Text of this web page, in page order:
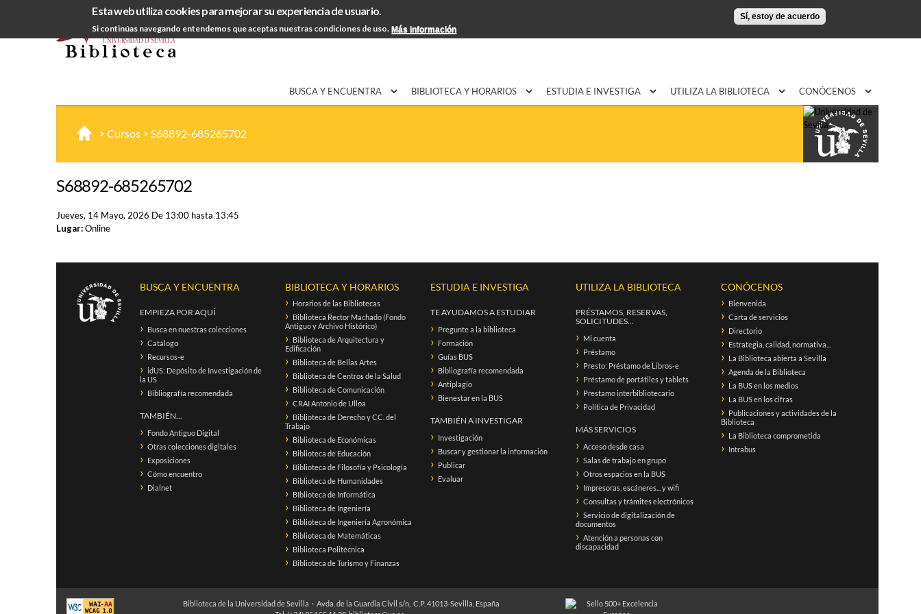
Esta web utiliza cookies para mejorar su experiencia de usuario.
Si continúas navegando entendemos que aceptas nuestras condiciones de uso. Más información
Sí, estoy de acuerdo
contenido
principal
EXPON@us.es Contacto
BUSCA Y ENCUENTRA BIBLIOTECA Y HORARIOS ESTUDIA E INVESTIGA UTILIZA LA BIBLIOTECA CONÓCENOS
> Cursos > S68892-685265702
S68892-685265702
Jueves, 14 Mayo, 2026 De 13:00 hasta 13:45
Lugar:Online
BUSCA Y ENCUENTRA
EMPIEZA POR AQUÍ
Busca en nuestras colecciones
Catálogo
Recursos-e
idUS: Depósito de Investigación de
la US
Bibliografía recomendada
TAMBIÉN...
Fondo Antiguo Digital
Otras colecciones digitales
Exposiciones
Cómo encuentro
Dialnet
BIBLIOTECA Y HORARIOS
Horarios de las Bibliotecas
Biblioteca Rector Machado (Fondo
Antiguo y Archivo Histórico)
Biblioteca de Arquitectura y
Edificación
Biblioteca de Bellas Artes
Biblioteca de Centros de la Salud
Biblioteca de Comunicación
CRAI Antonio de Ulloa
Biblioteca de Derecho y CC. del
Trabajo
Biblioteca de Económicas
Biblioteca de Educación
Biblioteca de Filosofía y Psicología
Biblioteca de Humanidades
BIblioteca de Informática
Biblioteca de Ingeniería
Biblioteca de Ingeniería Agronómica
Biblioteca de Matemáticas
Biblioteca Politécnica
Biblioteca de Turismo y Finanzas
ESTUDIA E INVESTIGA
TE AYUDAMOS A ESTUDIAR
Pregunte a la biblioteca
Formación
Guías BUS
Bibliografía recomendada
Antiplagio
Bienestar en la BUS
TAMBIÉN A INVESTIGAR
Investigación
Buscar y gestionar la información
Publicar
Evaluar
UTILIZA LA BIBLIOTECA
PRÉSTAMOS, RESERVAS,
SOLICITUDES...
Mi cuenta
Préstamo
Presto: Préstamo de Libros-e
Préstamo de portátiles y tablets
Prestamo interbibliotecario
Política de Privacidad
MÁS SERVICIOS
Acceso desde casa
Salas de trabajo en grupo
Otros espacios en la BUS
Impresoras, escáneres... y wifi
Consultas y trámites electrónicos
Servicio de digitalización de
documentos
Atención a personas con
discapacidad
CONÓCENOS
Bienvenida
Carta de servicios
Directorio
Estrategia, calidad, normativa...
La Biblioteca abierta a Sevilla
Agenda de la Biblioteca
La BUS en los medios
La BUS en los cifras
Publicaciones y actividades de la
Biblioteca
La Biblioteca comprometida
Intrabus
Biblioteca de la Universidad de Sevilla · Avda. de la Guardia Civil s/n, C.P. 41013-Sevilla, España